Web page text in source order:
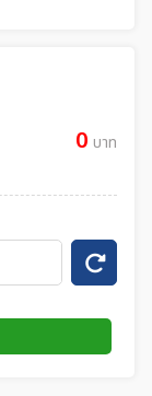
0 บาท